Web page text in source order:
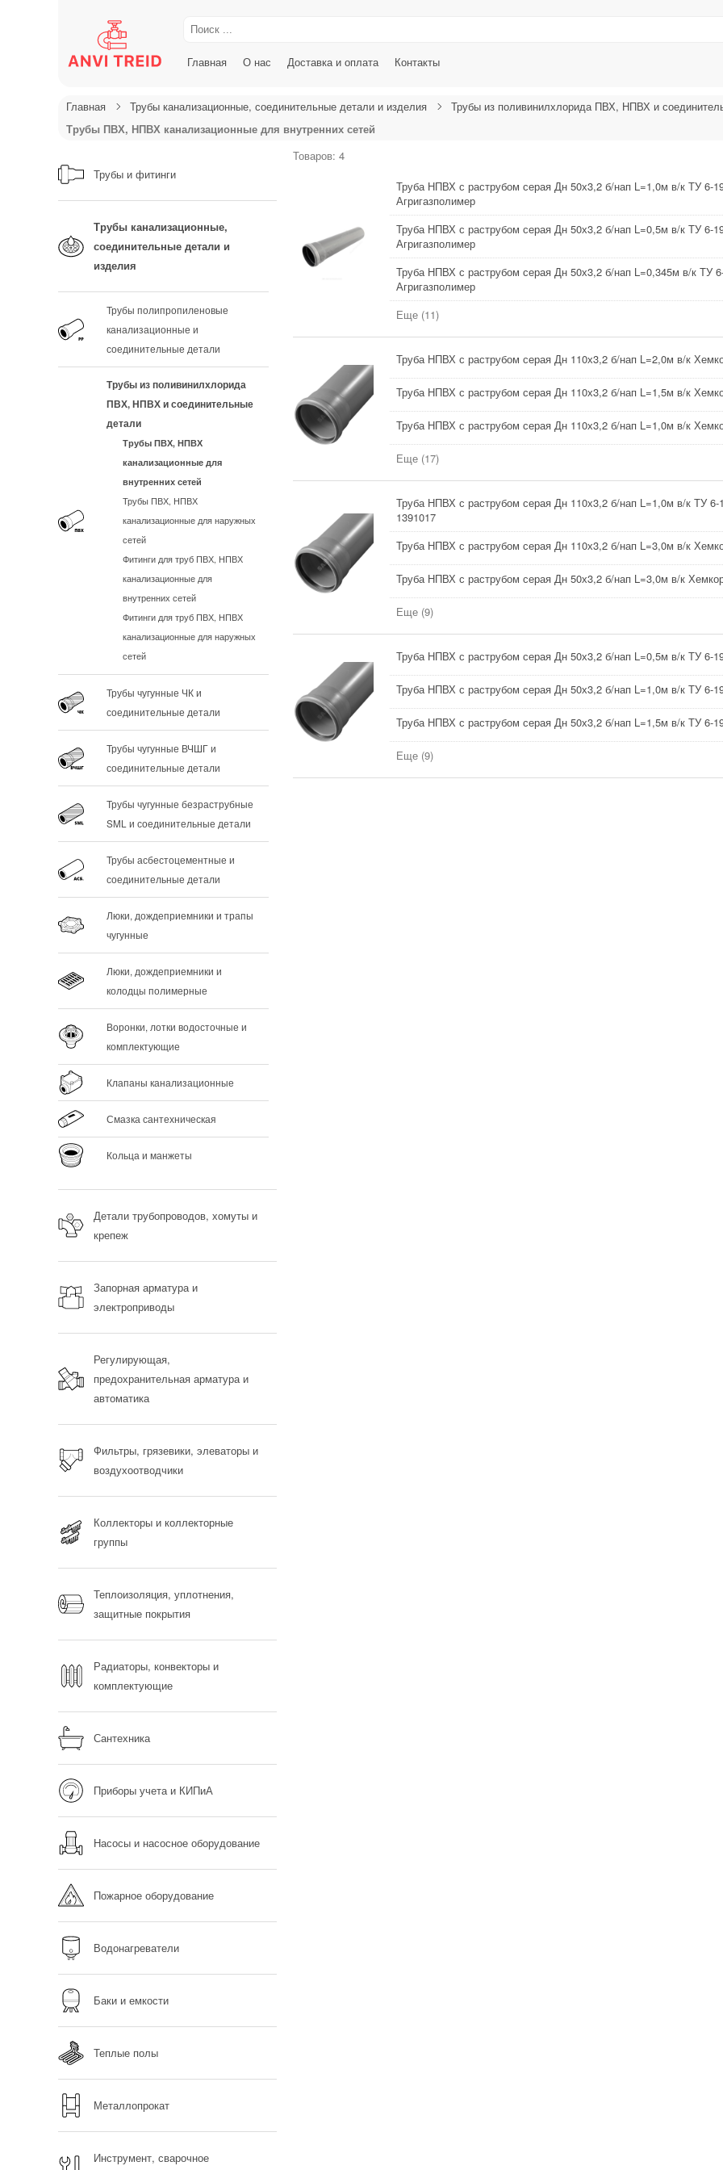
Главная О нас Доставка и оплата Контакты
Главная Трубы канализационные, соединительные детали и изделия
Трубы из поливинилхлорида ПВХ, НПВХ и
Трубы ПВХ, НПВХ канализационные для внутренних сетей
Трубы и фитинги
Трубы канализационные,
соединительные детали и
изделия
Трубы полипропиленовые
канализационные и
соединительные детали
Трубы из поливинилхлорида
ПВХ, НПВХ и соединительные
детали
Трубы ПВХ, НПВХ
канализационные для
внутренних сетей
Трубы ПВХ, НПВХ
канализационные для наружных
сетей
Фитинги для труб ПВХ, НПВХ
канализационные для
внутренних сетей
Фитинги для труб ПВХ, НПВХ
канализационные для наружных
сетей
Трубы чугунные ЧК и
соединительные детали
Трубы чугунные ВЧШГ и
соединительные детали
Трубы чугунные безраструбные
SML и соединительные детали
Трубы асбестоцементные и
соединительные детали
Люки, дождеприемники и трапы
чугунные
Люки, дождеприемники и
колодцы полимерные
Воронки, лотки водосточные и
комплектующие
Клапаны канализационные
Смазка сантехническая
Кольца и манжеты
Детали трубопроводов, хомуты и
крепеж
Запорная арматура и
электроприводы
Регулирующая,
предохранительная арматура и
автоматика
Фильтры, грязевики, элеваторы и
воздухоотводчики
Коллекторы и коллекторные
группы
Теплоизоляция, уплотнения,
защитные покрытия
Радиаторы, конвекторы и
комплектующие
Сантехника
Приборы учета и КИПиА
Насосы и насосное оборудование
Пожарное оборудование
Водонагреватели
Баки и емкости
Теплые полы
Металлопрокат
Инструмент, сварочное
Товаров: 4
Труба НПВХ с раструбом серая Дн 50х3,2 б/нап L=1,0м в/к ТУ 6-
Агригазполимер
Труба НПВХ с раструбом серая Дн 50х3,2 б/нап L=0,5м в/к ТУ 6-
Агригазполимер
Труба НПВХ с раструбом серая Дн 50х3,2 б/нап L=0,345м в/к ТУ
Агригазполимер
Еще (11)
Труба НПВХ с раструбом серая Дн 110х3,2 б/нап L=2,0м в/к
Труба НПВХ с раструбом серая Дн 110х3,2 б/нап L=1,5м в/к
Труба НПВХ с раструбом серая Дн 110х3,2 б/нап L=1,0м в/к
Еще (17)
Труба НПВХ с раструбом серая Дн 110х3,2 б/нап L=1,0м в/к ТУ 6-
1391017
Труба НПВХ с раструбом серая Дн 110х3,2 б/нап L=3,0м в/к
Труба НПВХ с раструбом серая Дн 50х3,2 б/нап L=3,0м в/к
Еще (9)
Труба НПВХ с раструбом серая Дн 50х3,2 б/нап L=0,5м в/к ТУ 6-
Труба НПВХ с раструбом серая Дн 50х3,2 б/нап L=1,0м в/к ТУ 6-
Труба НПВХ с раструбом серая Дн 50х3,2 б/нап L=1,5м в/к ТУ 6-
Еще (9)